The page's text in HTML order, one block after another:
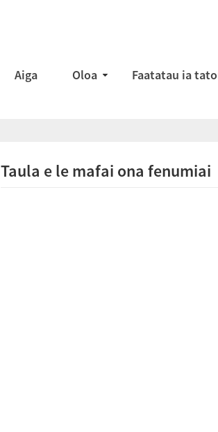
Aiga Oloa Faatatau ia
Taula e le mafai ona fenumiai